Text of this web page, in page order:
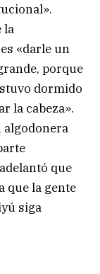
la
«darle un
porque
dormido
la cabeza».
algodonera
que
que la gente
siga